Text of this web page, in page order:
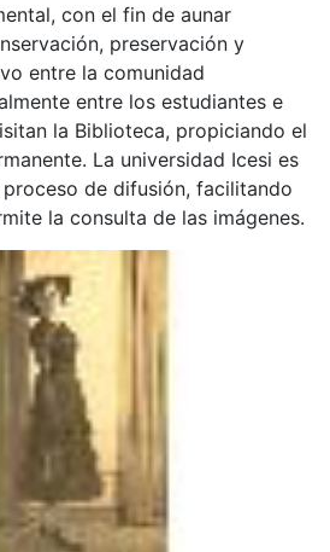
con el fin de aunar
preservación y
entre la comunidad
entre los estudiantes e
la Biblioteca, propiciando el
La universidad Icesi es
de difusión, facilitando
la consulta de las imágenes.